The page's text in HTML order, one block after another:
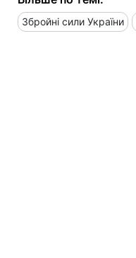
Збройні сили України